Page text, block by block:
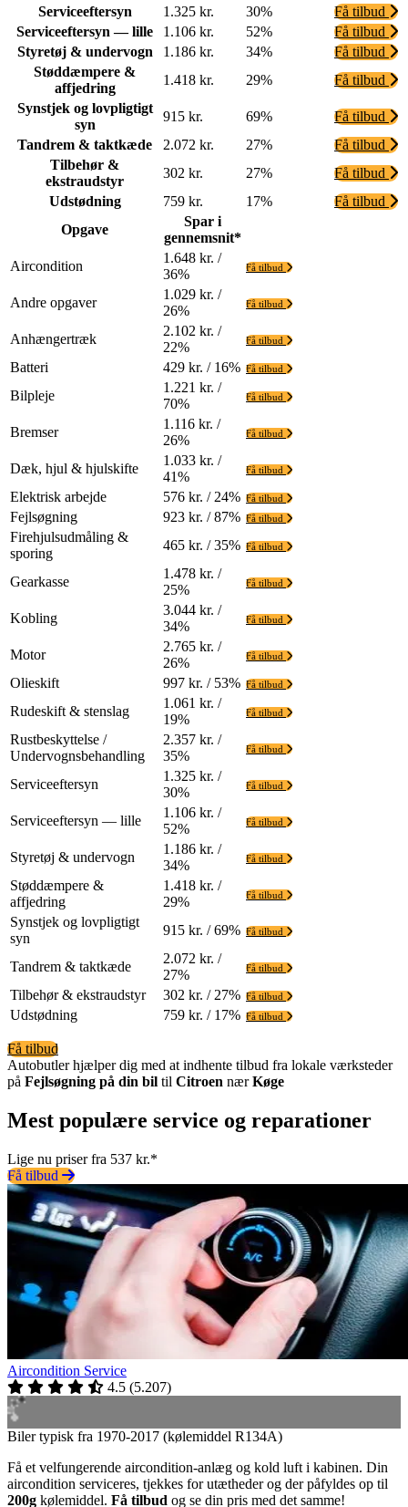
Serviceeftersyn
1.325 kr. 30%
Få tilbud
Serviceeftersyn — lille
1.106 kr. 52%
Få tilbud
Styretøj & undervogn
1.186 kr. 34%
Få tilbud
Støddæmpere &
affjedring
1.418 kr. 29%
Få tilbud
Synstjek og lovpligtigt
syn
915 kr. 69%
Få tilbud
Tandrem & taktkæde
2.072 kr. 27%
Få tilbud
Tilbehør &
ekstraudstyr
302 kr. 27%
Få tilbud
Udstødning
759 kr. 17%
Få tilbud
Opgave
Spar i
gennemsnit*
Aircondition
1.648 kr. /
36%
Få tilbud
Andre opgaver
1.029 kr. /
26%
Få tilbud
Anhængertræk
2.102 kr. /
22%
Få tilbud
Batteri 429 kr. / 16% Få tilbud
Bilpleje
1.221 kr. /
70%
Få tilbud
Bremser
1.116 kr. /
26%
Få tilbud
Dæk, hjul & hjulskifte
1.033 kr. /
41%
Få tilbud
Elektrisk arbejde 576 kr. / 24% Få tilbud
Fejlsøgning 923 kr. / 87% Få tilbud
Firehjulsudmåling &
sporing
465 kr. / 35% Få tilbud
Gearkasse
1.478 kr. /
25%
Få tilbud
Kobling
3.044 kr. /
34%
Få tilbud
Motor
2.765 kr. /
26%
Få tilbud
Olieskift 997 kr. / 53% Få tilbud
Rudeskift & stenslag
1.061 kr. /
19%
Få tilbud
Rustbeskyttelse /
Undervognsbehandling
2.357 kr. /
35%
Få tilbud
Serviceeftersyn
1.325 kr. /
30%
Få tilbud
Serviceeftersyn — lille
1.106 kr. /
52%
Få tilbud
Styretøj & undervogn
1.186 kr. /
34%
Få tilbud
Støddæmpere &
affjedring
1.418 kr. /
29%
Få tilbud
Synstjek og lovpligtigt
syn
915 kr. / 69% Få tilbud
Tandrem & taktkæde
2.072 kr. /
27%
Få tilbud
Tilbehør & ekstraudstyr 302 kr. / 27% Få tilbud
Udstødning 759 kr. / 17% Få tilbud
Få tilbud
Autobutler hjælper dig med at indhente tilbud fra lokale værksteder
på Fejlsøgning på din bil til Citroen nærKøge
Mest populære service og reparationer
Lige nu priser fra 537 kr.*
Få tilbud
Aircondition Service
4.5 (5.207)
Biler typisk fra 1970-2017 (kølemiddel R134A)
Få et velfungerende aircondition-anlæg og kold luft i kabinen. Din
aircondition serviceres, tjekkes for utætheder og der påfyldes op til
200g kølemiddel. Få tilbud og se din pris med det samme!